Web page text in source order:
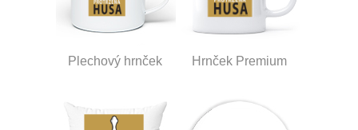
Plechový hrnček Hrnček Premium